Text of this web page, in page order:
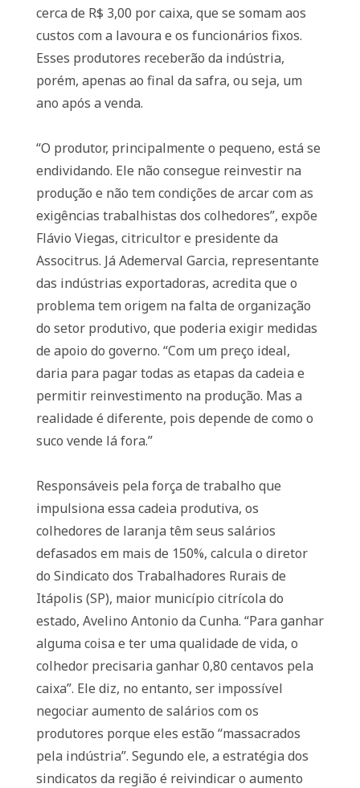
cerca de R$ 3,00 por caixa, que se somam aos
custos com a lavoura e os funcionários fixos.
Esses produtores receberão da indústria,
porém, apenas ao final da safra, ou seja, um
ano após a venda.
“O produtor, principalmente o pequeno, está se
endividando. Ele não consegue reinvestir na
produção e não tem condições de arcar com as
exigências trabalhistas dos colhedores”, expõe
Flávio Viegas, citricultor e presidente da
Associtrus. Já Ademerval Garcia, representante
das indústrias exportadoras, acredita que o
problema tem origem na falta de organização
do setor produtivo, que poderia exigir medidas
de apoio do governo. “Com um preço ideal,
daria para pagar todas as etapas da cadeia e
permitir reinvestimento na produção. Mas a
realidade é diferente, pois depende de como o
suco vende lá fora.”
Responsáveis pela força de trabalho que
impulsiona essa cadeia produtiva, os
colhedores de laranja têm seus salários
defasados em mais de 150%, calcula o diretor
do Sindicato dos Trabalhadores Rurais de
Itápolis (SP), maior município citrícola do
estado, Avelino Antonio da Cunha. “Para ganhar
alguma coisa e ter uma qualidade de vida, o
colhedor precisaria ganhar 0,80 centavos pela
caixa”. Ele diz, no entanto, ser impossível
negociar aumento de salários com os
produtores porque eles estão “massacrados
pela indústria”. Segundo ele, a estratégia dos
sindicatos da região é reivindicar o aumento